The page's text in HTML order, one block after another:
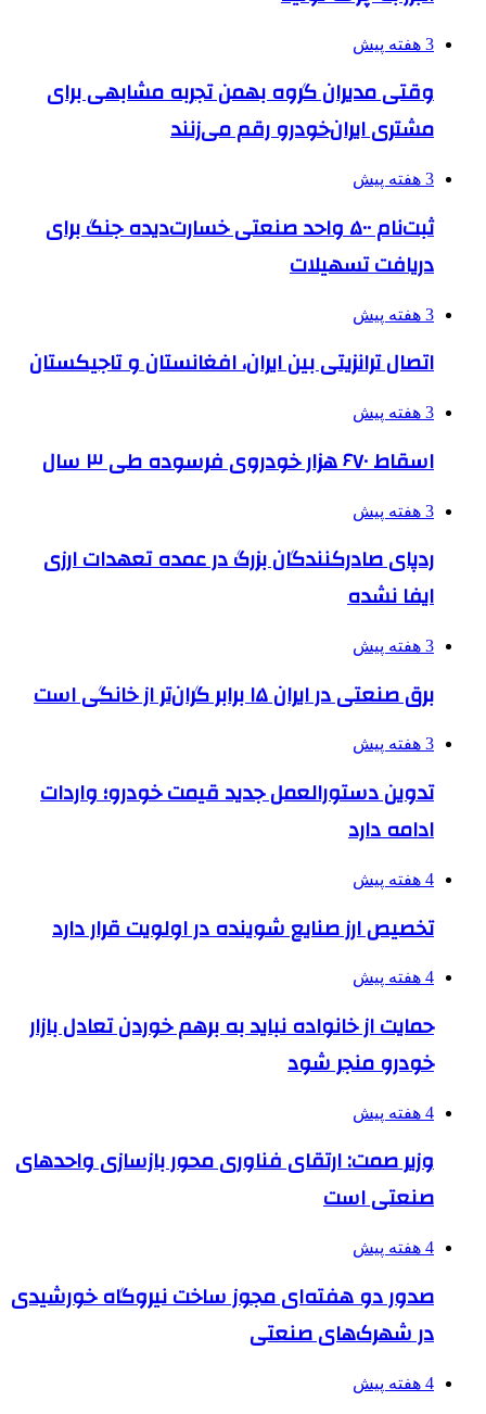
3 هفته پیش
وقتی مدیران گروه بهمن تجربه مشابهی برای
مشتری ایران‌خودرو رقم می‌زنند
3 هفته پیش
ثبت‌نام ۵۰۰ واحد صنعتی خسارت‌دیده جنگ برای
دریافت تسهیلات
3 هفته پیش
اتصال ترانزیتی بین ایران، افغانستان و تاجیکستان
3 هفته پیش
اسقاط ۶۷۰ هزار خودروی فرسوده طی ۳ سال
3 هفته پیش
ردپای صادرکنندگان بزرگ در عمده تعهدات ارزی
ایفا نشده
3 هفته پیش
برق صنعتی در ایران ۱۵ برابر گران‌تر از خانگی است
3 هفته پیش
تدوین دستورالعمل جدید قیمت خودرو؛ واردات
ادامه دارد
4 هفته پیش
تخصیص ارز صنایع شوینده در اولویت قرار دارد
4 هفته پیش
حمایت از خانواده نباید به برهم خوردن تعادل بازار
خودرو منجر شود
4 هفته پیش
وزیر صمت: ارتقای فناوری محور بازسازی واحدهای
صنعتی است
4 هفته پیش
صدور دو هفته‌ای مجوز ساخت نیروگاه خورشیدی
در شهرک‌های صنعتی
4 هفته پیش